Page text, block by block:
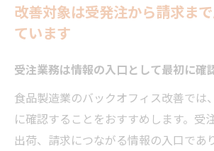
改善対象は受発注から請求ま
ています
受注業務は情報の入口として最初に確
食品製造業のバックオフィス改善では
に確認することをおすすめします。受
出荷、請求につながる情報の入口であ